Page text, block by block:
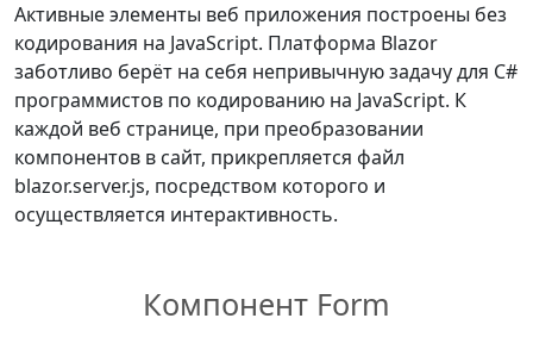
Активные элементы веб приложения построены без
кодирования на JavaScript. Платформа Blazor
заботливо берёт на себя непривычную задачу для C#
программистов по кодированию на JavaScript. К
каждой веб странице, при преобразовании
компонентов в сайт, прикрепляется файл
blazor.server.js, посредством которого и
осуществляется интерактивность.
Компонент Form